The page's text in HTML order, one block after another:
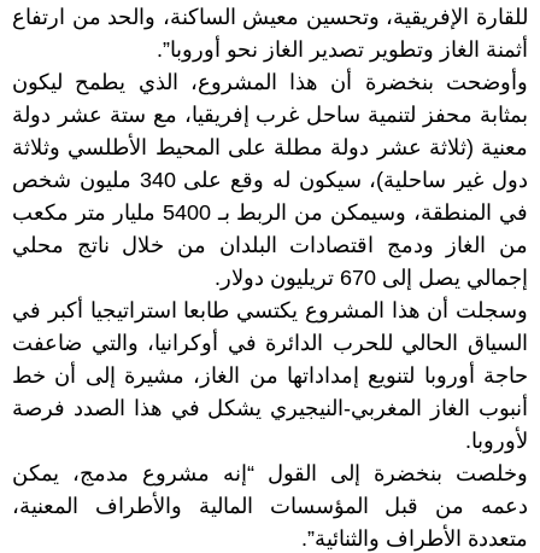
للقارة الإفريقية، وتحسين معيش الساكنة، والحد من ارتفاع
أثمنة الغاز وتطوير تصدير الغاز نحو أوروبا”.
وأوضحت بنخضرة أن هذا المشروع، الذي يطمح ليكون
بمثابة محفز لتنمية ساحل غرب إفريقيا، مع ستة عشر دولة
معنية (ثلاثة عشر دولة مطلة على المحيط الأطلسي وثلاثة
دول غير ساحلية)، سيكون له وقع على 340 مليون شخص
في المنطقة، وسيمكن من الربط بـ 5400 مليار متر مكعب
من الغاز ودمج اقتصادات البلدان من خلال ناتج محلي
إجمالي يصل إلى 670 تريليون دولار.
وسجلت أن هذا المشروع يكتسي طابعا استراتيجيا أكبر في
السياق الحالي للحرب الدائرة في أوكرانيا، والتي ضاعفت
حاجة أوروبا لتنويع إمداداتها من الغاز، مشيرة إلى أن خط
أنبوب الغاز المغربي-النيجيري يشكل في هذا الصدد فرصة
لأوروبا.
وخلصت بنخضرة إلى القول “إنه مشروع مدمج، يمكن
دعمه من قبل المؤسسات المالية والأطراف المعنية،
متعددة الأطراف والثنائية”.